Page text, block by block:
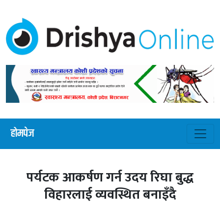
होमपेज
पर्यटक आकर्षण गर्न उदय रिघा बुद्ध
विहारलाई व्यवस्थित बनाइँदै